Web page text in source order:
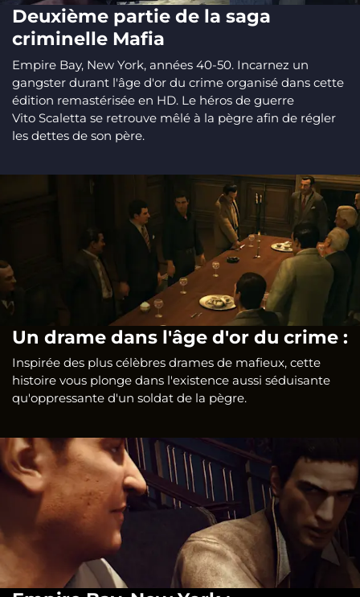
Deuxième partie de la saga
criminelle Mafia
Empire Bay, New York, années 40-50. Incarnez un
gangster durant l'âge d'or du crime organisé dans cette
édition remastérisée en HD. Le héros de guerre
Vito Scaletta se retrouve mêlé à la pègre afin de régler
les dettes de son père.
Un drame dans l'âge d'or du crime :
Inspirée des plus célèbres drames de mafieux, cette
histoire vous plonge dans l'existence aussi séduisante
qu'oppressante d'un soldat de la pègre.